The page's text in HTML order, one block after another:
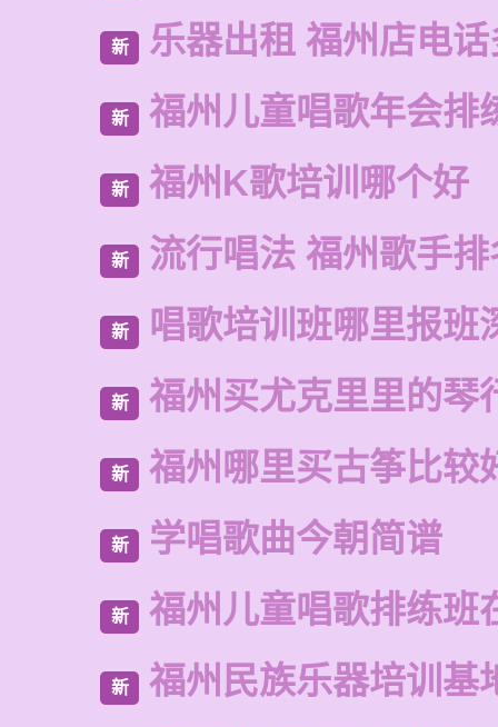
新 乐器出租 福州店电
新 福州儿童唱歌年会排
新 福州K歌培训哪个好
新 流行唱法 福州歌手排
新 唱歌培训班哪里报班
新 福州买尤克里里的琴
新 福州哪里买古筝比较
新 学唱歌曲今朝简谱
新 福州儿童唱歌排练班
新 福州民族乐器培训基